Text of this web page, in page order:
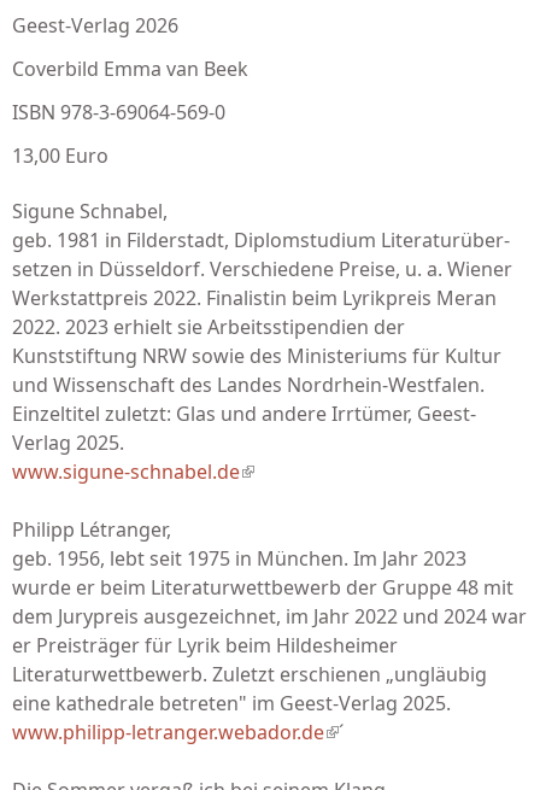
Geest-Verlag 2026
Coverbild Emma van Beek
ISBN 978-3-69064-569-0
13,00 Euro
Sigune Schnabel,
geb. 1981 in Filderstadt, Diplomstudium Literaturüber-
setzen in Düsseldorf. Verschiedene Preise, u. a. Wiener
Werkstattpreis 2022. Finalistin beim Lyrikpreis Meran
2022. 2023 erhielt sie Arbeitsstipendien der
Kunststiftung NRW sowie des Ministeriums für Kultur
und Wissenschaft des Landes Nordrhein-Westfalen.
Einzeltitel zuletzt: Glas und andere Irrtümer, Geest-
Verlag 2025.
www.sigune-schnabel.de(link is external)
Philipp Létranger,
geb. 1956, lebt seit 1975 in München. Im Jahr 2023
wurde er beim Literaturwettbewerb der Gruppe 48 mit
dem Jurypreis ausgezeichnet, im Jahr 2022 und 2024 war
er Preisträger für Lyrik beim Hildesheimer
Literaturwettbewerb. Zuletzt erschienen „ungläubig
eine kathedrale betreten" im Geest-Verlag 2025.
www.philipp-letranger.webador.de(link is external)
´